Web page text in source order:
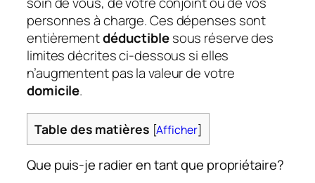
personnes à charge. Ces dépenses sont
entièrementdéductiblesous réserve des
limites décrites ci-dessous si elles
n’augmentent pas la valeur de votre
domicile.
Table des matières [Afficher]
Que puis-je radier en tant que propriétaire?